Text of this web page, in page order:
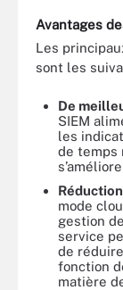
Avantages
Les
sont les
De
SIEM
les
de temps
mode
gestion
service
de
fonction
matière